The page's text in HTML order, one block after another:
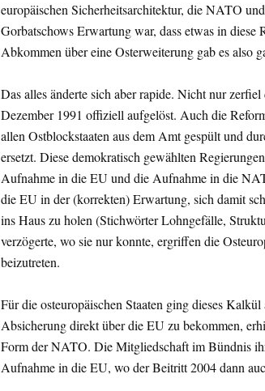
europäischen Sicherheitsarchitektur, die NATO
Gorbatschows Erwartung war, dass etwas in diese
Abkommen über eine Osterweiterung gab es also
Das alles änderte sich aber rapide. Nicht nur
Dezember 1991 offiziell aufgelöst. Auch die
allen Ostblockstaaten aus dem Amt gespült und
ersetzt. Diese demokratisch gewählten
Aufnahme in die EU und die Aufnahme in die
die EU in der (korrekten) Erwartung, sich damit
ins Haus zu holen (Stichwörter Lohngefälle,
verzögerte, wo sie nur konnte, ergriffen die
beizutreten.
Für die osteuropäischen Staaten ging dieses
Absicherung direkt über die EU zu bekommen,
Form der NATO. Die Mitgliedschaft im Bündnis
Aufnahme in die EU, wo der Beitritt 2004 dann